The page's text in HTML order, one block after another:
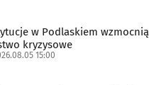
w Podlaskiem wzmocnią
kryzysowe
15:00